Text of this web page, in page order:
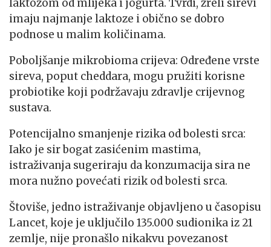
laktozom od mlijeka i jogurta. Tvrdi, zreli sirevi
imaju najmanje laktoze i obično se dobro
podnose u malim količinama.
Poboljšanje mikrobioma crijeva: Određene vrste
sireva, poput cheddara, mogu pružiti korisne
probiotike koji podržavaju zdravlje crijevnog
sustava.
Potencijalno smanjenje rizika od bolesti srca:
Iako je sir bogat zasićenim mastima,
istraživanja sugeriraju da konzumacija sira ne
mora nužno povećati rizik od bolesti srca.
Štoviše, jedno istraživanje objavljeno u časopisu
Lancet, koje je uključilo 135.000 sudionika iz 21
zemlje, nije pronašlo nikakvu povezanost